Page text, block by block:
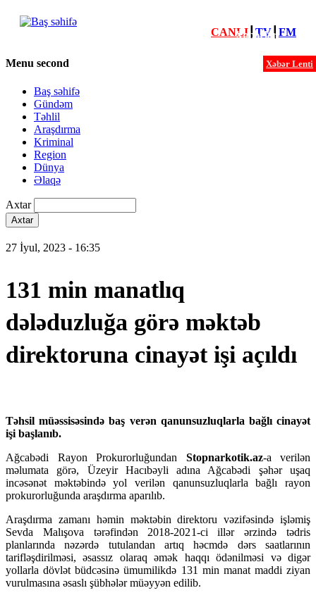
Xəbərlər
Xəbər Lenti
CANLI┃ TV┃ FM
Menu second
Baş səhifə
Gündəm
Təhlil
Araşdırma
Kriminal
Region
Dünya
Əlaqə
Axtar
27 İyul, 2023 - 16:35
131 min manatlıq
dələduzluğa görə məktəb
direktoruna cinayət işi açıldı
Təhsil müəssisəsində baş verən qanunsuzluqlarla bağlı cinayət
işi başlanıb.
Ağcabədi Rayon Prokurorluğundan Stopnarkotik.az-a verilən
məlumata görə, Üzeyir Hacıbəyli adına Ağcabədi şəhər uşaq
incəsənət məktəbində yol verilən qanunsuzluqlarla bağlı rayon
prokurorluğunda araşdırma aparılıb.
Araşdırma zamanı həmin məktəbin direktoru vəzifəsində işləmiş
Sevda Malışova tərəfindən 2018-2021-ci illər ərzində tədris
planlarında nəzərdə tutulandan artıq həcmdə dərs saatlarının
tarifləşdirilməsi, əsassız olaraq əmək haqqı ödənilməsi və digər
yollarla dövlət büdcəsinə ümumilikdə 131 min manat maddi ziyan
vurulmasına əsaslı şübhələr müəyyən edilib.